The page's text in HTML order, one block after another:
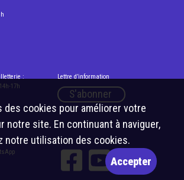
:
17h
Lettre d’information
S'abonner
des cookies pour améliorer votre
notre site. En continuant à naviguer,
notre utilisation des cookies.
Accepter